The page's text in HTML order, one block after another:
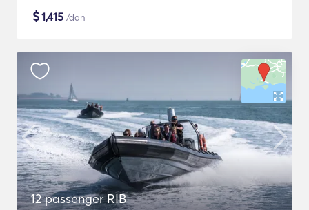
$1,415 /dan
12 passenger RIB